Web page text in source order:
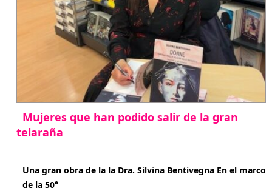
Mujeres que han podido salir de la gran
telaraña
Una gran obra de la la Dra. Silvina Bentivegna En el marco
de la 50°